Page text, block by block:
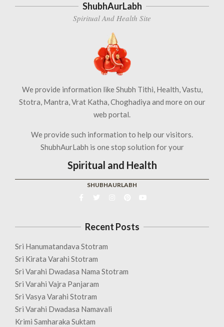
ShubhAurLabh
Spiritual And Health Site
We provide information like Shubh Tithi, Health, Vastu,
Stotra, Mantra, Vrat Katha, Choghadiya and more on our
web portal.
We provide such information to help our visitors.
ShubhAurLabh is one stop solution for your
Spiritual and Health
SHUBHAURLABH
Recent Posts
Sri Hanumatandava Stotram
Sri Kirata Varahi Stotram
Sri Varahi Dwadasa Nama Stotram
Sri Varahi Vajra Panjaram
Sri Vasya Varahi Stotram
Sri Varahi Dwadasa Namavali
Krimi Samharaka Suktam